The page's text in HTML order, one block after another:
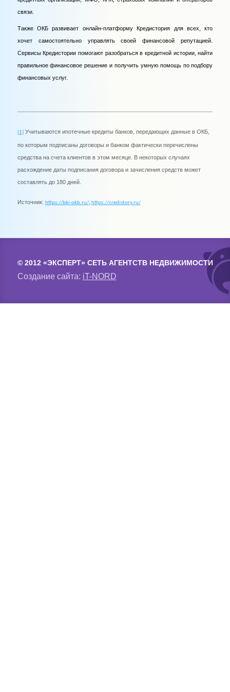
связи.
Также ОКБ развивает онлайн-платформу Кредистория для всех, кто
хочет самостоятельно управлять своей финансовой репутацией.
Сервисы Кредистории помогают разобраться в кредитной истории, найти
правильное финансовое решение и получить умную помощь по подбору
финансовых услуг.
[1]Учитываются ипотечные кредиты банков, передающих данные в ОКБ,
по которым подписаны договоры и банком фактически перечислены
средства на счета клиентов в этом месяце. В некоторых случаях
расхождение даты подписания договора и зачисления средств может
составлять до 180 дней.
Источник: https://bki-okb.ru/, https://credistory.ru/
© 2012 «ЭКСПЕРТ» СЕТЬ АГЕНТСТВ НЕДВИЖИМОСТИ
Создание сайта: iT-NORD